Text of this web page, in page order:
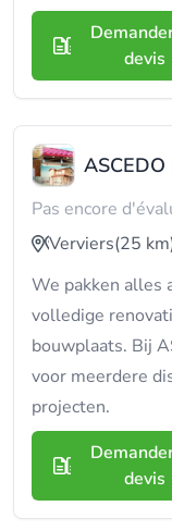
devis
ASCEDO
Pas encore
Verviers(25
We pakken alles
volledige
bouwplaats. Bij
voor meerdere
projecten.
devis